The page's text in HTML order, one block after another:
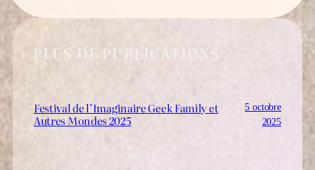
+ PLUS DE PUBLICATIONS
Festival de l’Imaginaire Geek Family et
Autres Mondes 2025
5 octobre
2025